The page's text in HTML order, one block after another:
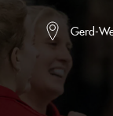
Gerd-